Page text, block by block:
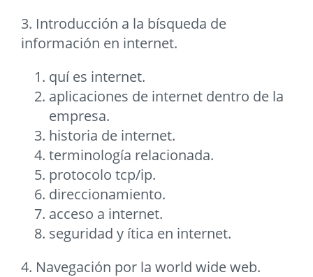
3. Introducción a la bísqueda de
información en internet.
quí es internet.
aplicaciones de internet dentro de la
empresa.
historia de internet.
terminología relacionada.
protocolo tcp/ip.
direccionamiento.
acceso a internet.
seguridad y ítica en internet.
4. Navegación por la world wide web.